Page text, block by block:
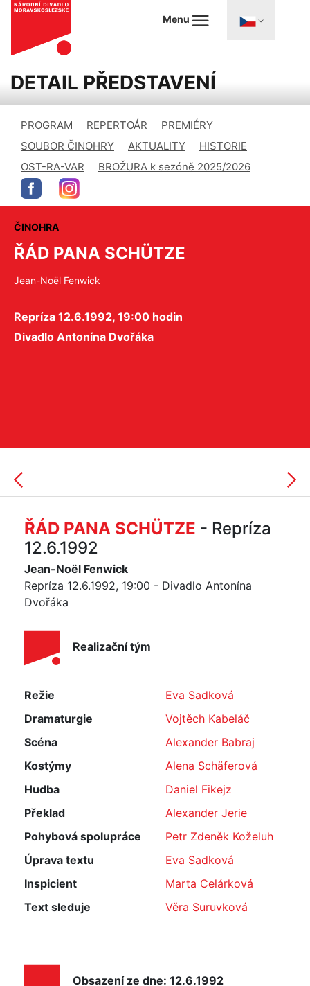
Menu
DETAIL PŘEDSTAVENÍ
PROGRAM REPERTOÁR
PREMIÉRY
SOUBOR ČINOHRY
AKTUALITY
HISTORIE
OST-RA-VAR
BROŽURA k sezóně 2025/2026
ČINOHRA
ŘÁD PANA SCHÜTZE
Jean-Noël Fenwick
Repríza 12.6.1992, 19:00 hodin
Divadlo Antonína Dvořáka
ŘÁD PANA SCHÜTZE - Repríza
12.6.1992
Jean-Noël Fenwick
Repríza 12.6.1992, 19:00 - Divadlo Antonína
Dvořáka
Realizační tým
Režie
Eva Sadková
Dramaturgie
Vojtěch Kabeláč
Scéna
Alexander Babraj
Kostýmy
Alena Schäferová
Hudba
Daniel Fikejz
Překlad
Alexander Jerie
Pohybová spolupráce
Petr Zdeněk Koželuh
Úprava textu
Eva Sadková
Inspicient
Marta Celárková
Text sleduje
Věra Suruvková
Obsazení ze dne: 12.6.1992